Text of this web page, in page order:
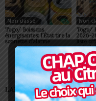
Non classé
Togo/ Boissons
énergisantes: l’État tire la
sonnette d’alarme
Non
Togo/
2026-
liste
LAISSER UN